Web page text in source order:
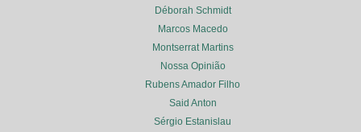
Déborah Schmidt
Marcos Macedo
Montserrat Martins
Nossa Opinião
Rubens Amador Filho
Said Anton
Sérgio Estanislau